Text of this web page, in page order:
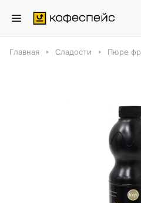
Главная Сладости Пюре